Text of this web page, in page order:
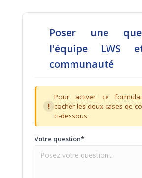
Poser une
l'équipe LWS
communauté
!
Pour activer ce
cocher les deux cases de
ci-dessous.
Votre question*